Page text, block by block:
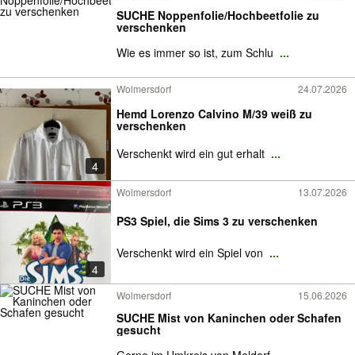
SUCHE Noppenfolie/Hochbeetfolie zu
verschenken
Wie es immer so ist, zum Schlu ...
4
Wolmersdorf 24.07.2026
Hemd Lorenzo Calvino M/39 weiß zu
verschenken
Verschenkt wird ein gut erhalt ...
4
Wolmersdorf 13.07.2026
PS3 Spiel, die Sims 3 zu verschenken
Verschenkt wird ein Spiel von ...
Wolmersdorf 15.06.2026
SUCHE Mist von Kaninchen oder Schafen
gesucht